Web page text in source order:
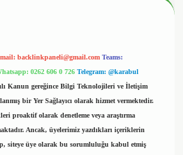
backlinkpaneli@gmail.com Teams:
0262 606 0 726 Telegram: @karabul
Kanun gereğince Bilgi Teknolojileri ve İletişim
bir Yer Sağlayıcı olarak hizmet vermektedir.
proaktif olarak denetleme veya araştırma
Ancak, üyelerimiz yazdıkları içeriklerin
siteye üye olarak bu sorumluluğu kabul etmiş